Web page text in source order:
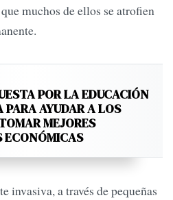
muchos de ellos se atrofien
POR LA EDUCACIÓN
AYUDAR A LOS
MEJORES
ECONÓMICAS
invasiva, a través de pequeñas